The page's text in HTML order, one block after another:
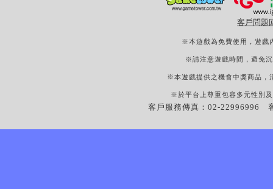
客戶問題
※本遊戲為免費使用，遊戲
※請注意遊戲時間，避免
※本遊戲提供之機會中獎商品，
※於平台上尊重包容多元性別
客戶服務傳真：02-22996996